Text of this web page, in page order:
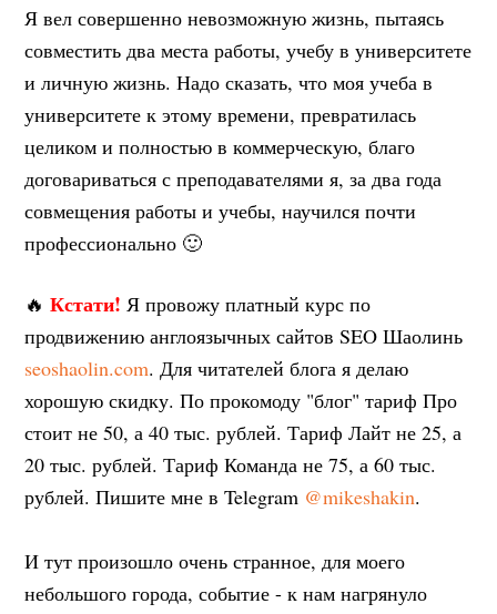
Я вел совершенно невозможную жизнь, пытаясь
совместить два места работы, учебу в университете
и личную жизнь. Надо сказать, что моя учеба в
университете к этому времени, превратилась
целиком и полностью в коммерческую, благо
договариваться с преподавателями я, за два года
совмещения работы и учебы, научился почти
профессионально 🙂
🔥Кстати! Я провожу платный курс по
продвижению англоязычных сайтов SEO Шаолинь
seoshaolin.com. Для читателей блога я делаю
хорошую скидку. По прокомоду "блог" тариф Про
стоит не 50, а 40 тыс. рублей. Тариф Лайт не 25, а
20 тыс. рублей. Тариф Команда не 75, а 60 тыс.
рублей. Пишите мне в Telegram @mikeshakin.
И тут произошло очень странное, для моего
небольшого города, событие - к нам нагрянуло